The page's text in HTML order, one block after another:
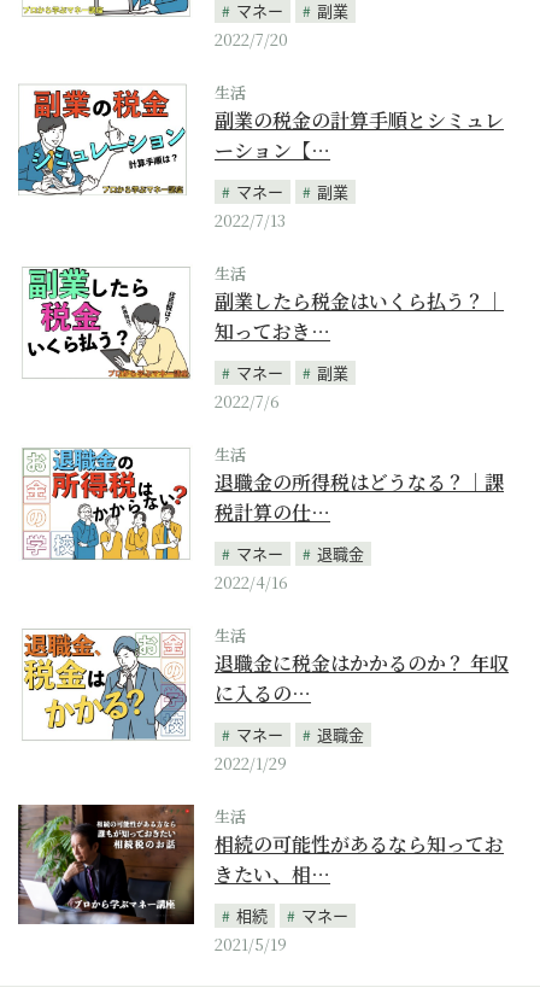
マネー
副業
2022/7/20
生活
副業の税金の計算手順とシミュレ
ーション【…
マネー
副業
2022/7/13
生活
副業したら税金はいくら払う？｜
知っておき…
マネー
副業
2022/7/6
生活
退職金の所得税はどうなる？｜課
税計算の仕…
マネー
退職金
2022/4/16
生活
退職金に税金はかかるのか？ 年収
に入るの…
マネー
退職金
2022/1/29
生活
相続の可能性があるなら知ってお
きたい、相…
相続
マネー
2021/5/19